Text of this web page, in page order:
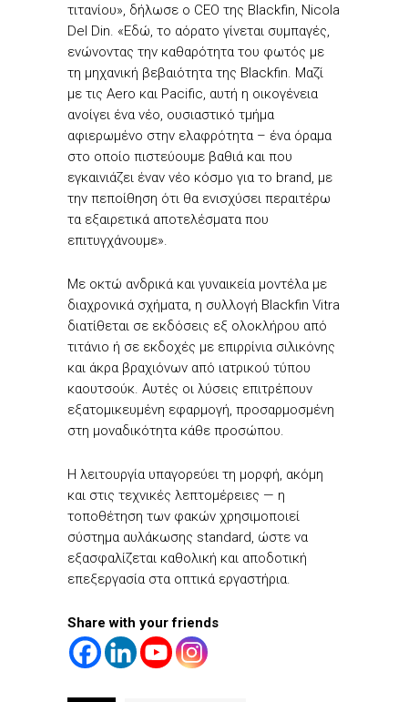
τιτανίου», δήλωσε ο CEO της Blackfin, Nicola
Del Din. «Εδώ, το αόρατο γίνεται συμπαγές,
ενώνοντας την καθαρότητα του φωτός με
τη μηχανική βεβαιότητα της Blackfin. Μαζί
με τις Aero και Pacific, αυτή η οικογένεια
ανοίγει ένα νέο, ουσιαστικό τμήμα
αφιερωμένο στην ελαφρότητα – ένα όραμα
στο οποίο πιστεύουμε βαθιά και που
εγκαινιάζει έναν νέο κόσμο για το brand, με
την πεποίθηση ότι θα ενισχύσει περαιτέρω
τα εξαιρετικά αποτελέσματα που
επιτυγχάνουμε».
Με οκτώ ανδρικά και γυναικεία μοντέλα με
διαχρονικά σχήματα, η συλλογή Blackfin Vitra
διατίθεται σε εκδόσεις εξ ολοκλήρου από
τιτάνιο ή σε εκδοχές με επιρρίνια σιλικόνης
και άκρα βραχιόνων από ιατρικού τύπου
καουτσούκ. Αυτές οι λύσεις επιτρέπουν
εξατομικευμένη εφαρμογή, προσαρμοσμένη
στη μοναδικότητα κάθε προσώπου.
Η λειτουργία υπαγορεύει τη μορφή, ακόμη
και στις τεχνικές λεπτομέρειες — η
τοποθέτηση των φακών χρησιμοποιεί
σύστημα αυλάκωσης standard, ώστε να
εξασφαλίζεται καθολική και αποδοτική
επεξεργασία στα οπτικά εργαστήρια.
Share with your friends